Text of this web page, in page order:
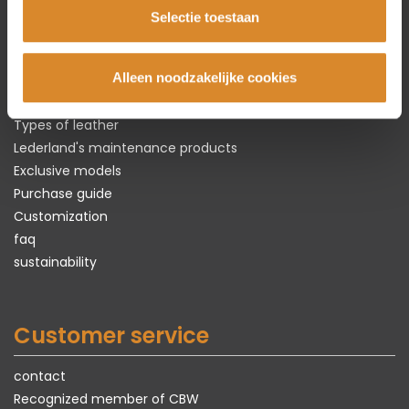
Selectie toestaan
Alleen noodzakelijke cookies
The leather specialist
About Lederland
Everything aboutrealleather
Types of leather
Lederland's maintenance products
Exclusive models
Purchase guide
Customization
faq
sustainability
Customer service
contact
Recognized member of CBW